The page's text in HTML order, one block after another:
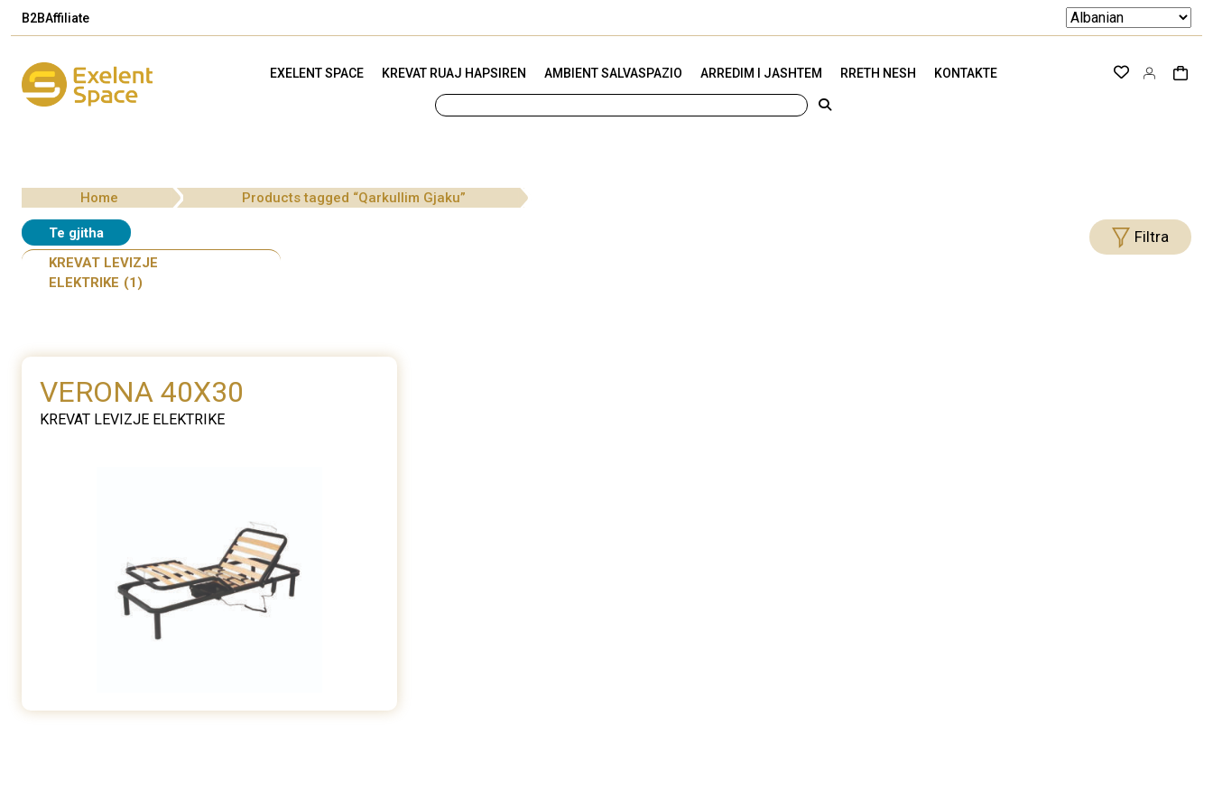
B2BAffiliate
EXELENT SPACE KREVAT RUAJ HAPSIREN AMBIENT SALVASPAZIO ARREDIM I JASHTEM RRETH NESH KONTAKTE
Home Products tagged “Qarkullim Gjaku”
Te gjitha
KREVAT LEVIZJE
ELEKTRIKE (1)
Filtra
VERONA 40X30
KREVAT LEVIZJE ELEKTRIKE